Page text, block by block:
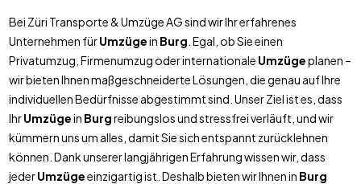
Bei Züri Transporte & Umzüge AG sind wir Ihr erfahrenes
Unternehmen fürUmzügein Burg . Egal, ob Sie einen
Privatumzug, Firmenumzug oder internationale Umzügeplanen –
wir bieten Ihnen maßgeschneiderte Lösungen, die genau auf Ihre
individuellen Bedürfnisse abgestimmt sind. Unser Ziel ist es, dass
IhrUmzügein Burgreibungslos und stressfrei verläuft, und wir
kümmern uns um alles, damit Sie sich entspannt zurücklehnen
können. Dank unserer langjährigen Erfahrung wissen wir, dass
jederUmzügeeinzigartig ist. Deshalb bieten wir Ihnen in Burg